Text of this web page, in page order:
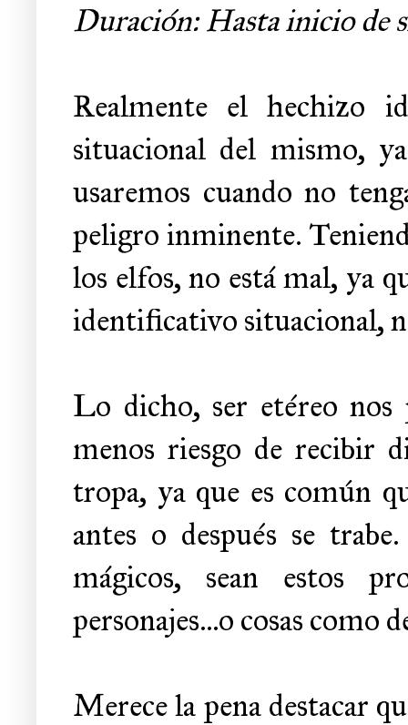
Duración: Hasta inicio de
Realmente el hechizo
situacional del mismo,
usaremos cuando no
peligro inminente.
los elfos, no está mal, ya
identificativo situacional,
Lo dicho, ser etéreo nos
menos riesgo de recibir
tropa, ya que es común
antes o después se
mágicos, sean estos
personajes...o cosas como
Merece la pena destacar